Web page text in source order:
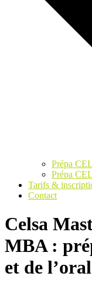
Prépa
Prépa
Tarifs &
Contact
Celsa
MBA :
et de